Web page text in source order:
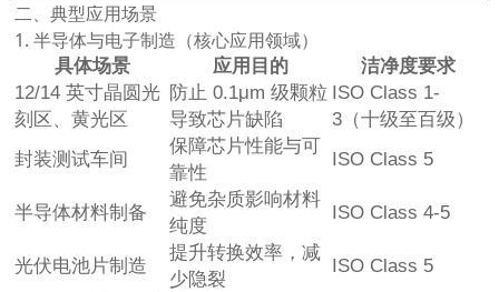
二、典型应用场景
1. 半导体与电子制造（核心应用领域）
具体场景 应用目的
洁净度要求
12/14 英寸晶圆光
刻区、黄光区
防止 0.1μm 级颗粒
导致芯片缺陷
ISO Class 1-
3（十级至百级）
封装测试车间
保障芯片性能与可
靠性
ISO Class 5
半导体材料制备
避免杂质影响材料
纯度
ISO Class 4-5
光伏电池片制造
提升转换效率，减
少隐裂
ISO Class 5